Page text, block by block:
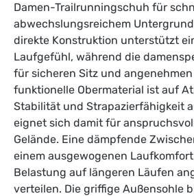
Damen-Trailrunningschuh für
abwechslungsreichem
direkte Konstruktion unterstützt
Laufgefühl, während die
für sicheren Sitz und
funktionelle Obermaterial ist auf
Stabilität und Strapazierfähigkeit
eignet sich damit für
Gelände. Eine dämpfende
einem ausgewogenen
Belastung auf längeren Läufen
verteilen. Die griffige Außensohle